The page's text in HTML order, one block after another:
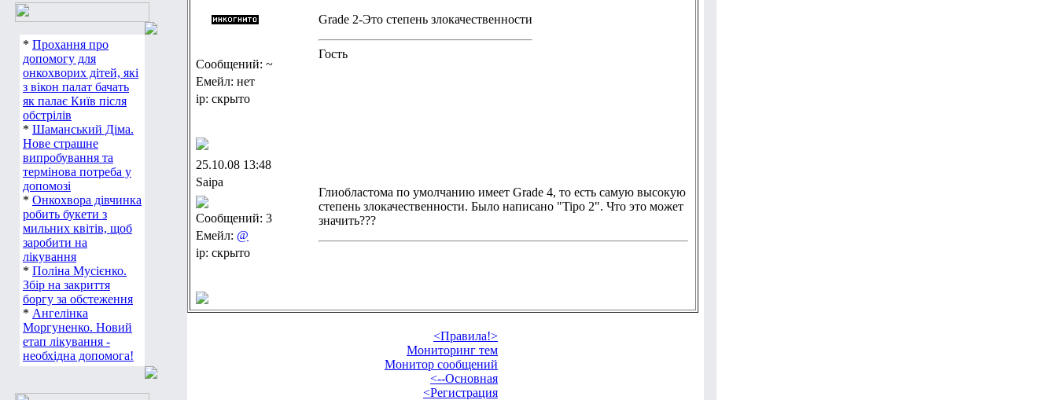
* Прохання про
допомогу для
онкохворих дітей, які
з вікон палат бачать
як палає Київ після
обстрілів
* Шаманський Діма.
Нове страшне
випробування та
термінова потреба у
допомозі
* Онкохвора дівчинка
робить букети з
мильних квітів, щоб
заробити на
лікування
* Поліна Мусієнко.
Збір на закриття
боргу за обстеження
* Ангелінка
Моргуненко. Новий
етап лікування -
необхідна допомога!
Сообщений: ~
Емейл: нет
ip: скрыто
Grаde 2-Это степень злокачественности
Гость
25.10.08 13:48
Saipa
Сообщений: 3
Емейл: @
ip: скрыто
Глиобластома по умолчанию имеет Grade 4, то есть самую высокую
степень злокачественности. Было написано "Tipo 2". Что это может
значить???
<Правила!>
Мониторинг тем
Монитор сообщений
<--Основная
<Регистрация